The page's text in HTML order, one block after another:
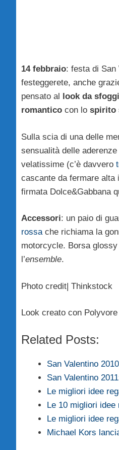
14 febbraio: festa di San
festeggerete, anche
pensato al
look da
romantico con lo spirito
Sulla scia di una delle
sensualità delle
velatissime (c’è davvero
cascante da fermare alta
firmata Dolce&Gabbana
Accessori: un paio di
rossache richiama la
motorcycle. Borsa
l’ensemble.
Photo credit| Thinkstock
Look creato con Polyvore
Related Posts:
San Valentino
San Valentino
Le migliori idee
Le 10 migliori
Le migliori idee
Michael Kors